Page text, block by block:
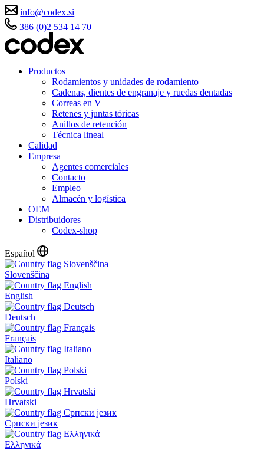
info@codex.si
386 (0)2 534 14 70
Productos
Rodamientos y unidades de rodamiento
Cadenas, dientes de engranaje y ruedas dentadas
Correas en V
Retenes y juntas tóricas
Anillos de retención
Técnica lineal
Calidad
Empresa
Agentes comerciales
Contacto
Empleo
Almacén y logística
OEM
Distribuidores
Codex-shop
Español
Slovenščina
English
Deutsch
Français
Italiano
Polski
Hrvatski
Српски језик
Ελληνικά